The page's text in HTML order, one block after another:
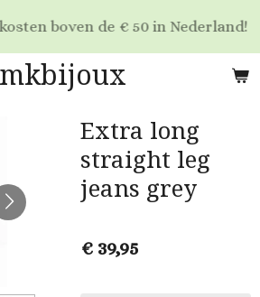
boven de € 50 in Nederland!
Extra long
straight leg
jeans grey
€ 39,95